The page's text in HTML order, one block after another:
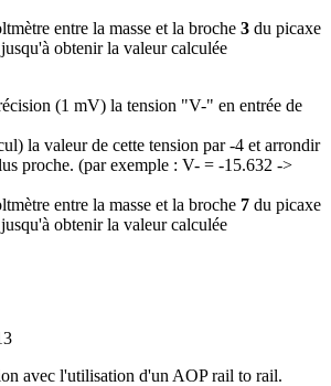
entre la masse et la broche 3 du picaxe
obtenir la valeur calculée
(1 mV) la tension "V-" en entrée de
la valeur de cette tension par -4 et arrondir
proche. (par exemple : V- = -15.632 ->
entre la masse et la broche 7 du picaxe
obtenir la valeur calculée
avec l'utilisation d'un AOP rail to rail.